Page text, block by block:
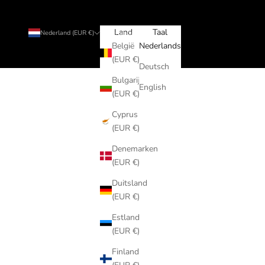
Nederland (EUR €)
Land
België
(EUR €)
Bulgarije
(EUR €)
Cyprus
(EUR €)
Denemarken
(EUR €)
Duitsland
(EUR €)
Estland
(EUR €)
Finland
Nederlands
Taal
Nederlands
Deutsch
English